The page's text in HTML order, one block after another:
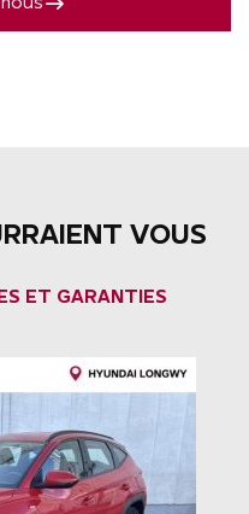
VOUS
ET GARANTIES